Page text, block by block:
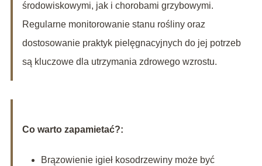
środowiskowymi, jak i chorobami grzybowymi.
Regularne monitorowanie stanu rośliny oraz
dostosowanie praktyk pielęgnacyjnych do jej potrzeb
są kluczowe dla utrzymania zdrowego wzrostu.
Co warto zapamietać?:
Brązowienie igieł kosodrzewiny może być